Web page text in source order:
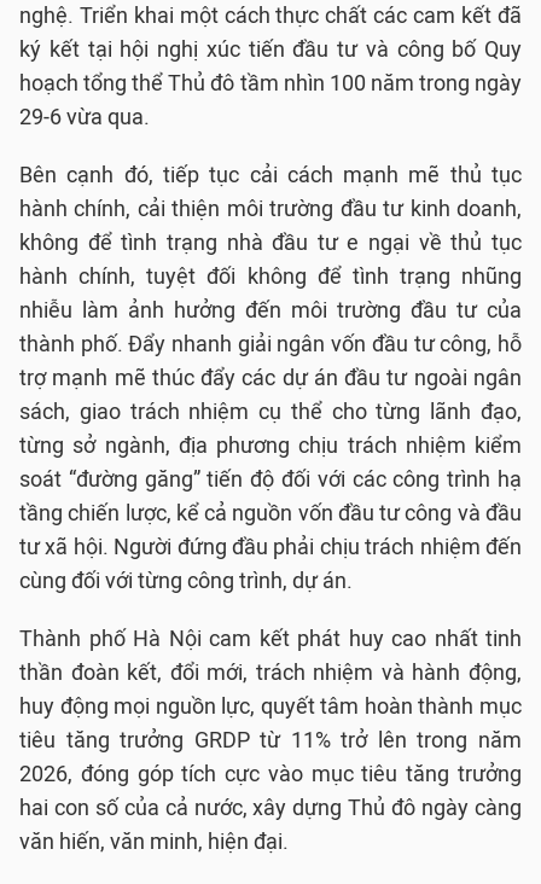
nghệ. Triển khai một cách thực chất các cam kết đã
ký kết tại hội nghị xúc tiến đầu tư và công bố Quy
hoạch tổng thể Thủ đô tầm nhìn 100 năm trong ngày
29-6 vừa qua.
Bên cạnh đó, tiếp tục cải cách mạnh mẽ thủ tục
hành chính, cải thiện môi trường đầu tư kinh doanh,
không để tình trạng nhà đầu tư e ngại về thủ tục
hành chính, tuyệt đối không để tình trạng nhũng
nhiễu làm ảnh hưởng đến môi trường đầu tư của
thành phố. Đẩy nhanh giải ngân vốn đầu tư công, hỗ
trợ mạnh mẽ thúc đẩy các dự án đầu tư ngoài ngân
sách, giao trách nhiệm cụ thể cho từng lãnh đạo,
từng sở ngành, địa phương chịu trách nhiệm kiểm
soát “đường găng” tiến độ đối với các công trình hạ
tầng chiến lược, kể cả nguồn vốn đầu tư công và đầu
tư xã hội. Người đứng đầu phải chịu trách nhiệm đến
cùng đối với từng công trình, dự án.
Thành phố Hà Nội cam kết phát huy cao nhất tinh
thần đoàn kết, đổi mới, trách nhiệm và hành động,
huy động mọi nguồn lực, quyết tâm hoàn thành mục
tiêu tăng trưởng GRDP từ 11% trở lên trong năm
2026, đóng góp tích cực vào mục tiêu tăng trưởng
hai con số của cả nước, xây dựng Thủ đô ngày càng
văn hiến, văn minh, hiện đại.